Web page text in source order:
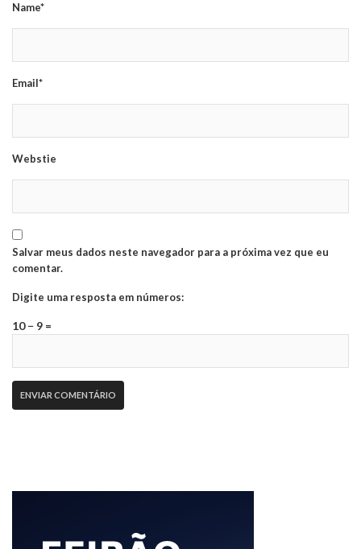
Name*
Email*
Webstie
Salvar meus dados neste navegador para a próxima vez que eu
comentar.
Digite uma resposta em números:
10 − 9 =